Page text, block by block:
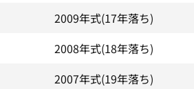
2009年式(17年落ち)
2008年式(18年落ち)
2007年式(19年落ち)